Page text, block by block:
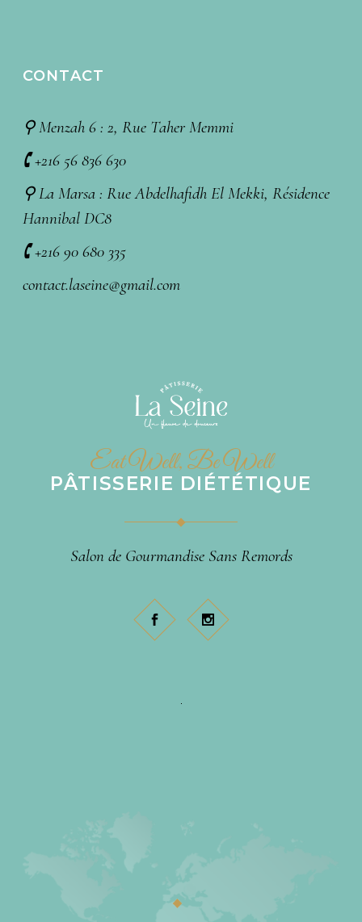
CONTACT
⚲ Menzah 6 : 2, Rue Taher Memmi
🕻 +216 56 836 630
⚲ La Marsa : Rue Abdelhafidh El Mekki, Résidence
Hannibal DC8
🕻 +216 90 680 335
contact.laseine@gmail.com
Eat Well, Be Well
PÂTISSERIE DIÉTÉTIQUE
Salon de Gourmandise Sans Remords